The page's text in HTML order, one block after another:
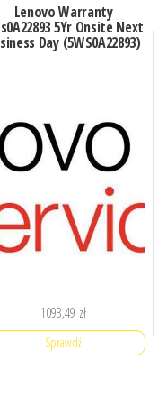
Lenovo Warranty
5Yr Onsite Next
Day (5WS0A22893)
1093,49 zł
Sprawdź